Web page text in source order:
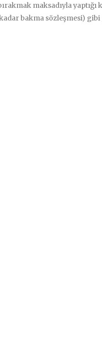
maksadıyla yaptığı
bakma sözleşmesi)